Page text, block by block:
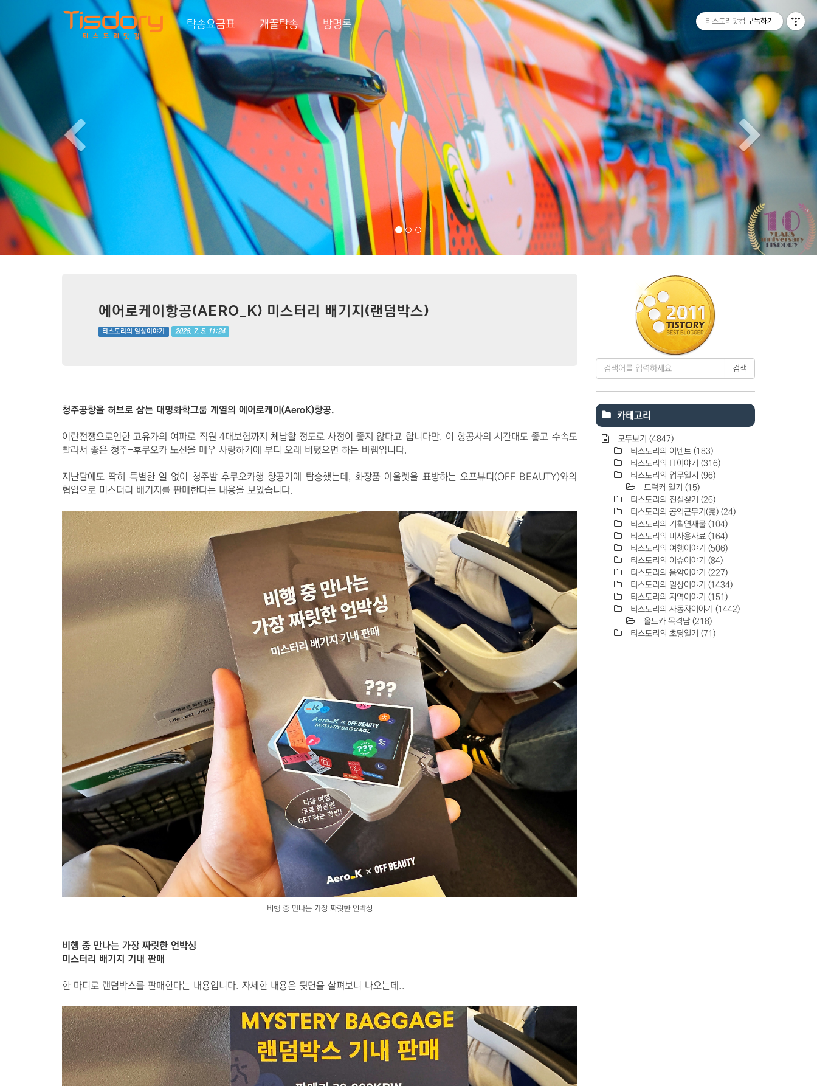
탁송요금표 개꿀탁송 방명록
Previous Next
에어로케이항공(AERO_K) 미스터리 배기지(랜덤박스)
티스도리의 일상이야기 2026. 7. 5. 11:24
청주공항을 허브로 삼는 대명화학그룹 계열의 에어로케이(AeroK)항공.
이란전쟁으로인한 고유가의 여파로 직원 4대보험까지 체납할 정도로 사정이 좋지 않다고 합니다만, 이 항공사의 시간대도 좋고 수속도
빨라서 좋은 청주-후쿠오카 노선을 매우 사랑하기에 부디 오래 버텼으면 하는 바램입니다.
지난달에도 딱히 특별한 일 없이 청주발 후쿠오카행 항공기에 탑승했는데, 화장품 아울렛을 표방하는 오프뷰티(OFF BEAUTY)와의
협업으로 미스터리 배기지를 판매한다는 내용을 보았습니다.
비행 중 만나는 가장 짜릿한 언박싱
비행 중 만나는 가장 짜릿한 언박싱
미스터리 배기지 기내 판매
한 마디로 랜덤박스를 판매한다는 내용입니다. 자세한 내용은 뒷면을 살펴보니 나오는데..
검색
카테고리
모두보기 (4847)
티스도리의 이벤트 (183)
티스도리의 IT이야기 (316)
티스도리의 업무일지 (96)
트럭커 일기 (15)
티스도리의 진실찾기 (26)
티스도리의 공익근무기(完) (24)
티스도리의 기획연재물 (104)
티스도리의 미사용자료 (164)
티스도리의 여행이야기 (506)
티스도리의 이슈이야기 (84)
티스도리의 음악이야기 (227)
티스도리의 일상이야기 (1434)
티스도리의 지역이야기 (151)
티스도리의 자동차이야기 (1442)
올드카 목격담 (218)
티스도리의 초딩일기 (71)
티스토리툴바 티스도리닷컴 구독하기